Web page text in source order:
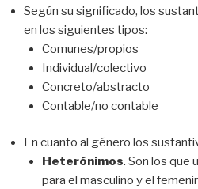
Según su significado, los
en los siguientes tipos:
Comunes/propios
Individual/colectivo
Concreto/abstracto
Contable/no contable
En cuanto al género los
Heterónimos. Son los que
para el masculino y el